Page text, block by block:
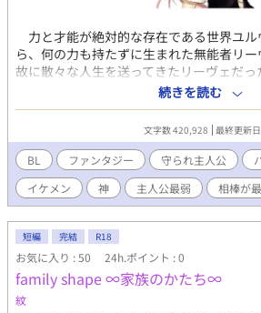
力と才能が絶対的な存在である世界ユ
ら、何の力も持たずに生まれた無能者リ
故に散々な人生を送ってきたリーヴェだ
誓い合った婚約者ティラに事故を装い殺さ
に落ちたところを不思議な男に拾われた
乗るちょっとヤバそうな男で……？ 天才
無能。 強者が弱者を力でねじ伏せ支配
をチート化させつつ、世界の在り方を変え
今始まる……！？ ※一応はバディモノで
な方はご注意ください。果たして愛は
りまったり更新です。カクヨム、なろうで
続きを読む
文字数 420,928 最終更新
BL ファンタジー 守られ主人公
イケメン
神 主人公最弱 相棒が
短編 完結 R18
お気に入り : 50 24h.ポイント : 0
family shape ∞家族のかたち∞
紋